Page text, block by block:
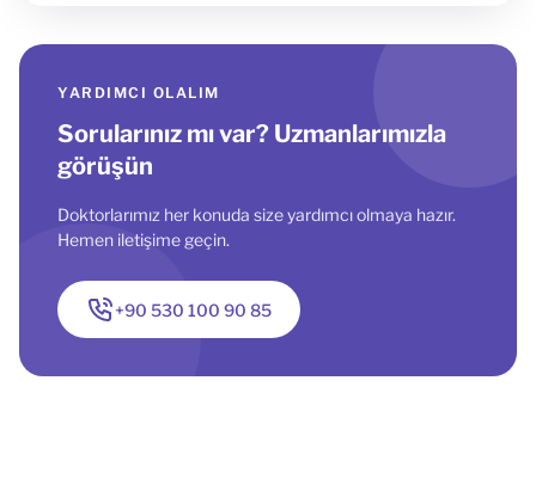
YARDIMCI OLALIM
Sorularınız mı var? Uzmanlarımızla
görüşün
Doktorlarımız her konuda size yardımcı olmaya hazır.
Hemen iletişime geçin.
+90 530 100 90 85